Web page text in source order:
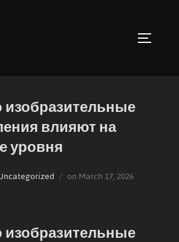
TOGGLE
изобразительные
влияют на
уровня
onPosted
March 17, 2026
изобразительные